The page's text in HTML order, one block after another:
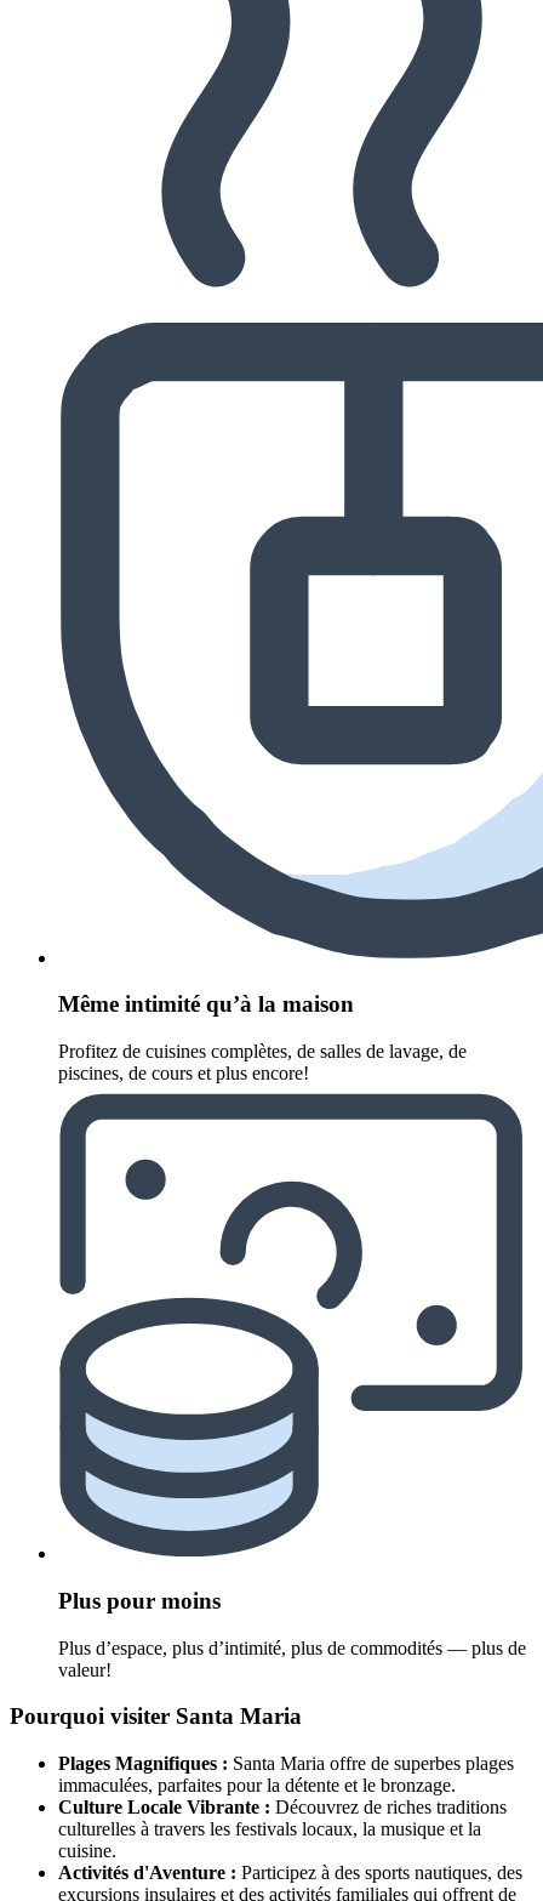
Même intimité qu’à la maison
Profitez de cuisines complètes, de salles de lavage, de
piscines, de cours et plus encore!
Plus pour moins
Plus d’espace, plus d’intimité, plus de commodités — plus de
valeur!
Pourquoi visiter Santa Maria
Plages Magnifiques : Santa Maria offre de superbes plages
immaculées, parfaites pour la détente et le bronzage.
Culture Locale Vibrante : Découvrez de riches traditions
culturelles à travers les festivals locaux, la musique et la
cuisine.
Activités d'Aventure : Participez à des sports nautiques, des
excursions insulaires et des activités familiales qui offrent de